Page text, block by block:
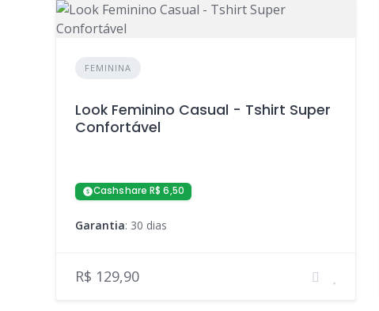
FEMININA
Look Feminino Casual - Tshirt Super
Confortável
Cashshare R$ 6,50
Garantia: 30 dias
R$ 129,90